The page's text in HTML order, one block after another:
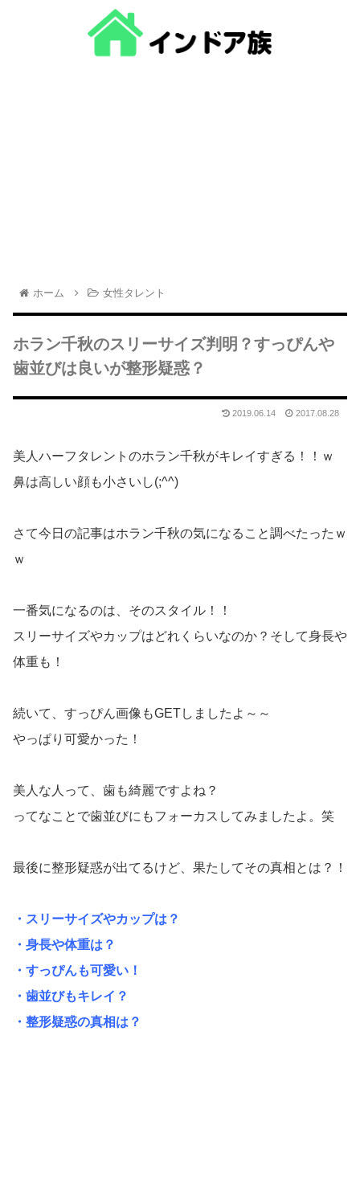
ホーム 女性タレント
ホラン千秋のスリーサイズ判明？すっぴんや
歯並びは良いが整形疑惑？
2019.06.14 2017.08.28
美人ハーフタレントのホラン千秋がキレイすぎる！！ｗ
鼻は高しい顔も小さいし(;^^)
さて今日の記事はホラン千秋の気になること調べたったｗ
ｗ
一番気になるのは、そのスタイル！！
スリーサイズやカップはどれくらいなのか？そして身長や
体重も！
続いて、すっぴん画像もGETしましたよ～～
やっぱり可愛かった！
美人な人って、歯も綺麗ですよね？
ってなことで歯並びにもフォーカスしてみましたよ。笑
最後に整形疑惑が出てるけど、果たしてその真相とは？！
・スリーサイズやカップは？
・身長や体重は？
・すっぴんも可愛い！
・歯並びもキレイ？
・整形疑惑の真相は？